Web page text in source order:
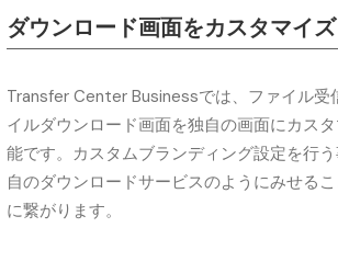
ダウンロード画面をカスタマイズ
Transfer Center Businessでは、ファイル受
イルダウンロード画面を独自の画面にカス
能です。カスタムブランディング設定を行
自のダウンロードサービスのようにみせる
に繋がります。